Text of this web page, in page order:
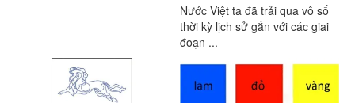
Nước Việt ta đã trải qua vô số
thời kỳ lịch sử gắn với các giai
đoạn ...